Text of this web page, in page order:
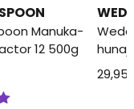
Manuka-
12 500g
29,95